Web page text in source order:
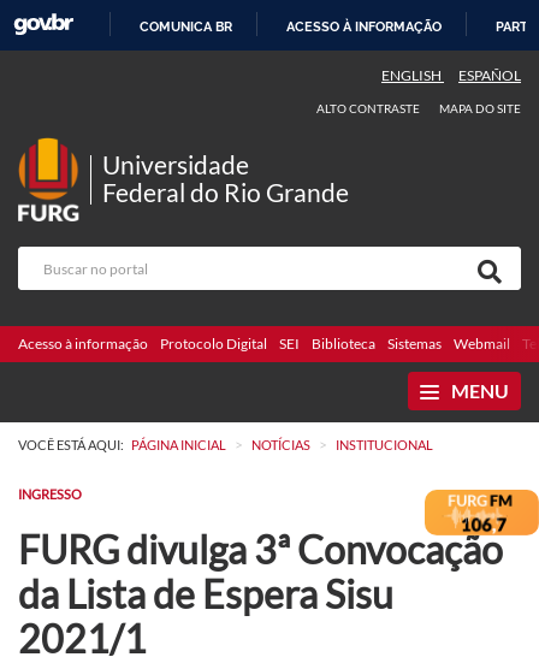
COMUNICA BR ACESSO À INFORMAÇÃO
ENGLISH ESPAÑOL
ALTO CONTRASTE MAPA DO SITE
Universidade
Federal do Rio Grande
Acesso à informação Protocolo Digital SEI Biblioteca Sistemas Webmail
MENU
VOCÊ ESTÁ AQUI: PÁGINA INICIAL > NOTÍCIAS > INSTITUCIONAL
INGRESSO
FURG divulga 3ª Convocação
da Lista de Espera Sisu
2021/1